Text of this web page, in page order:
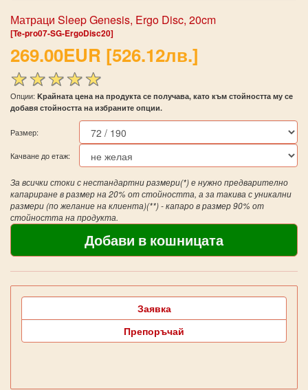
Матраци Sleep Genesis, Ergo Disc, 20cm
[Te-pro07-SG-ErgoDisc20]
269.00EUR [526.12лв.]
Опции: Kрайната цена на продукта се получава, като към стойността му се
добавя стойността на избраните опции.
Размер:
Качване до етаж:
За всички стоки с нестандартни размери(*) е нужно предварително
капариране в размер на 20% от стойността, а за такива с уникални
размери (по желание на клиента)(**) - капаро в размер 90% от
стойността на продукта.
Заявка
Препоръчай